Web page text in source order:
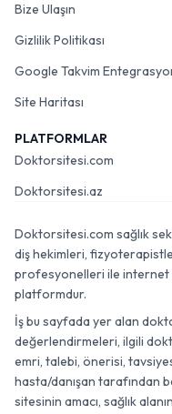
Bize Ulaşın
Gizlilik Politikası
Google Takvim
Site Haritası
PLATFORMLAR
Doktorsitesi.com
Doktorsitesi.az
Doktorsitesi.com sağlık
diş hekimleri,
profesyonelleri ile internet
platformdur.
İş bu sayfada yer alan
değerlendirmeleri, ilgili
emri, talebi, önerisi,
hasta/danışan tarafından
sitesinin amacı, sağlık